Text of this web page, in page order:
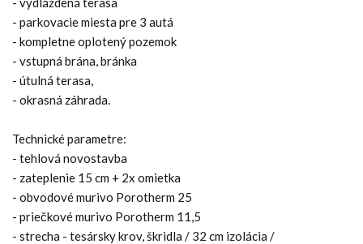
- parkovacie miesta pre 3 autá
- kompletne oplotený pozemok
- vstupná brána, bránka
- útulná terasa,
- okrasná záhrada.
Technické parametre:
- tehlová novostavba
- zateplenie 15 cm + 2x omietka
- obvodové murivo Porotherm 25
- priečkové murivo Porotherm 11,5
- strecha - tesársky krov, škridla / 32 cm izolácia /